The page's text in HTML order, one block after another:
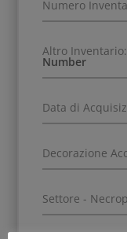
Numero
Altro Inventario:
Number
Data di
Decorazione
Settore -